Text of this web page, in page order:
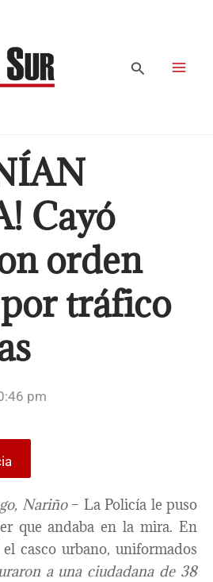
Buscar
Cayó
orden
tráfico
pm
Nariño– La Policía le puso
que andaba en la mira. En
casco urbano, uniformados
a una ciudadana de 38